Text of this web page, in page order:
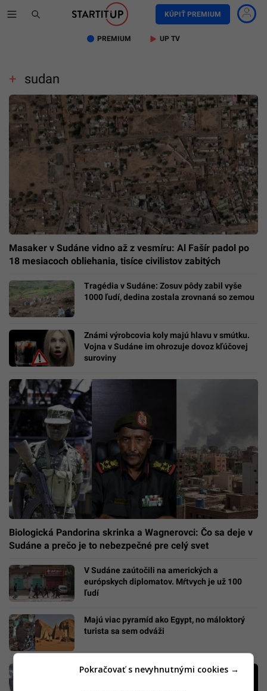
KÚPIŤ PREMIUM
PREMIUM UP TV
sudan
Masaker v Sudáne vidno až z vesmíru: Al Fašír padol po
18 mesiacoch obliehania, tisíce civilistov zabitých
Tragédia v Sudáne: Zosuv pôdy zabil vyše
1000 ľudí, dedina zostala zrovnaná so zemou
Známi výrobcovia koly majú hlavu v smútku.
Vojna v Sudáne im ohrozuje dovoz kľúčovej
suroviny
Biologická Pandorina skrinka a Wagnerovci: Čo sa deje v
Sudáne a prečo je to nebezpečné pre celý svet
V Sudáne zaútočili na amerických a
európskych diplomatov. Mŕtvych je už 100
ľudí
Majú viac pyramíd ako Egypt, no máloktorý
turista sa sem odváži
Pokračovať s nevyhnutnými cookies →